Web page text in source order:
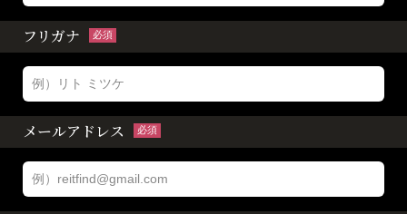
フリガナ 必須
メールアドレス 必須